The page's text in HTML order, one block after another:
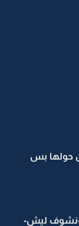
حولها بس
-نشوف ليش-